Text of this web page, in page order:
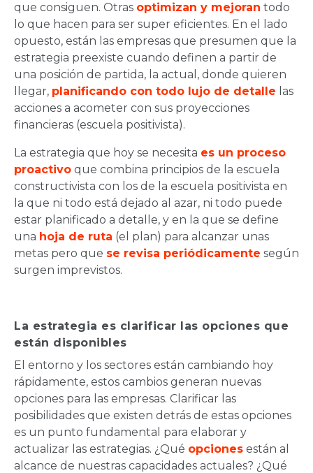
que consiguen. Otras optimizan y mejoran todo
lo que hacen para ser super eficientes. En el lado
opuesto, están las empresas que presumen que la
estrategia preexiste cuando definen a partir de
una posición de partida, la actual, donde quieren
llegar, planificando con todo lujo de detalle las
acciones a acometer con sus proyecciones
financieras (escuela positivista).
La estrategia que hoy se necesita es un proceso
proactivo que combina principios de la escuela
constructivista con los de la escuela positivista en
la que ni todo está dejado al azar, ni todo puede
estar planificado a detalle, y en la que se define
una hoja de ruta (el plan) para alcanzar unas
metas pero que se revisa periódicamente según
surgen imprevistos.
La estrategia es clarificar las opciones que
están disponibles
El entorno y los sectores están cambiando hoy
rápidamente, estos cambios generan nuevas
opciones para las empresas. Clarificar las
posibilidades que existen detrás de estas opciones
es un punto fundamental para elaborar y
actualizar las estrategias. ¿Qué opciones están al
alcance de nuestras capacidades actuales? ¿Qué